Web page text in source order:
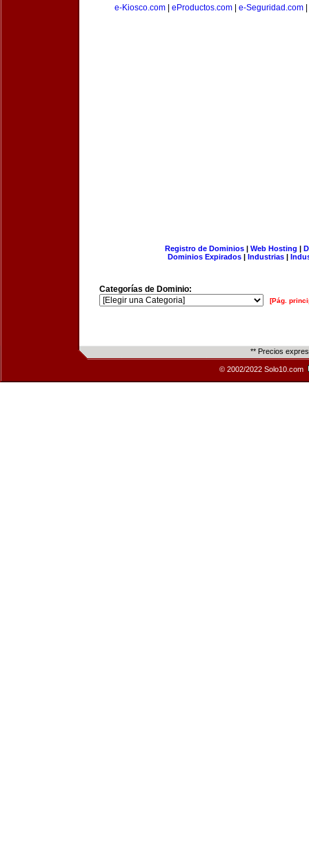
e-Kiosco.com
eProductos.com e-Seguridad.com
Registro de Dominios| Web Hosting |
Dominios Expirados | Industrias |
Categorías de Dominio:
[Pág.
** Precios
© 2002/2022 Solo10.com